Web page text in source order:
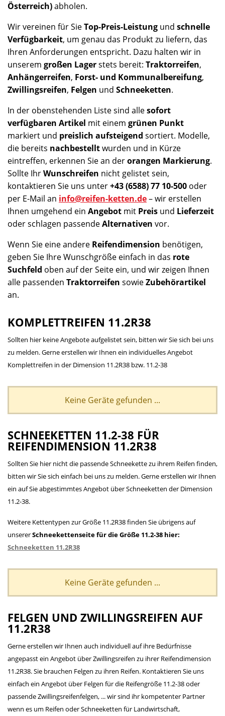
Österreich)abholen.
Wir vereinen für SieTop-Preis-Leistung und schnelle
Verfügbarkeit, um genau das Produkt zu liefern, das
Ihren Anforderungen entspricht. Dazu halten wir in
unserem großen Lagerstets bereit: Traktorreifen,
Anhängerreifen, Forst- und Kommunalbereifung,
Zwillingsreifen, Felgen und Schneeketten.
In der obenstehenden Liste sind allesofort
verfügbaren Artikel mit einem grünen Punkt
markiert und preislich aufsteigend sortiert. Modelle,
die bereits nachbestelltwurden und in Kürze
eintreffen, erkennen Sie an derorangen Markierung.
Sollte IhrWunschreifen nicht gelistet sein,
kontaktieren Sie uns unter+43 (6588) 77 10-500 oder
per E-Mail an info@reifen-ketten.de– wir erstellen
Ihnen umgehend ein Angebot mit Preis und Lieferzeit
oder schlagen passendeAlternativen vor.
Wenn Sie eine andere Reifendimension benötigen,
geben Sie Ihre Wunschgröße einfach in das rote
Suchfeld oben auf der Seite ein, und wir zeigen Ihnen
alle passenden Traktorreifen sowieZubehörartikel
an.
KOMPLETTREIFEN 11.2R38
Sollten hier keine Angebote aufgelistet sein, bitten wir Sie sich bei uns
zu melden. Gerne erstellen wir Ihnen ein individuelles Angebot
Komplettreifen in der Dimension 11.2R38 bzw. 11.2-38
Keine Geräte gefunden ...
SCHNEEKETTEN 11.2-38 FÜR
REIFENDIMENSION 11.2R38
Sollten Sie hier nicht die passende Schneekette zu ihrem Reifen finden,
bitten wir Sie sich einfach bei uns zu melden. Gerne erstellen wir Ihnen
ein auf Sie abgestimmtes Angebot über Schneeketten der Dimension
11.2-38.
Weitere Kettentypen zur Größe 11.2R38 finden Sie übrigens auf
unsererSchneekettenseite für die Größe 11.2-38 hier:
Schneeketten 11.2R38
Keine Geräte gefunden ...
FELGEN UND ZWILLINGSREIFEN AUF
11.2R38
Gerne erstellen wir Ihnen auch individuell auf ihre Bedürfnisse
angepasst ein Angebot über Zwillingsreifen zu ihrer Reifendimension
11.2R38. Sie brauchen Felgen zu ihren Reifen. Kontaktieren Sie uns
einfach ein Angebot über Felgen für die Reifengröße 11.2-38 oder
passende Zwillingsreifenfelgen, ... wir sind ihr kompetenter Partner
wenn es um Reifen oder Schneeketten für Landwirtschaft,